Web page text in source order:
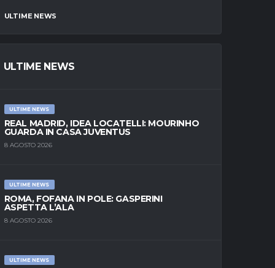
ULTIME NEWS
ULTIME NEWS
ULTIME NEWS
REAL MADRID, IDEA LOCATELLI: MOURINHO
GUARDA IN CASA JUVENTUS
8 AGOSTO 2026
ULTIME NEWS
ROMA, FOFANA IN POLE: GASPERINI
ASPETTA L’ALA
8 AGOSTO 2026
ULTIME NEWS